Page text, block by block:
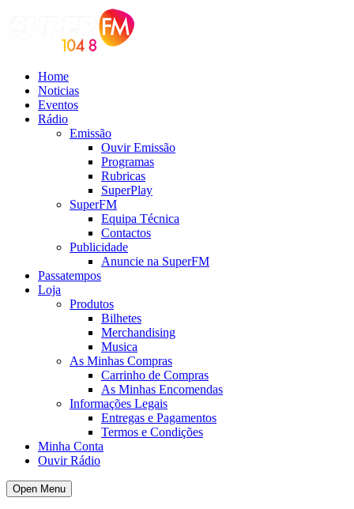
Home
Noticias
Eventos
Rádio
Emissão
Ouvir Emissão
Programas
Rubricas
SuperPlay
SuperFM
Equipa Técnica
Contactos
Publicidade
Anuncie na SuperFM
Passatempos
Loja
Produtos
Bilhetes
Merchandising
Musica
As Minhas Compras
Carrinho de Compras
As Minhas Encomendas
Informações Legais
Entregas e Pagamentos
Termos e Condições
Minha Conta
Ouvir Rádio
Open Menu